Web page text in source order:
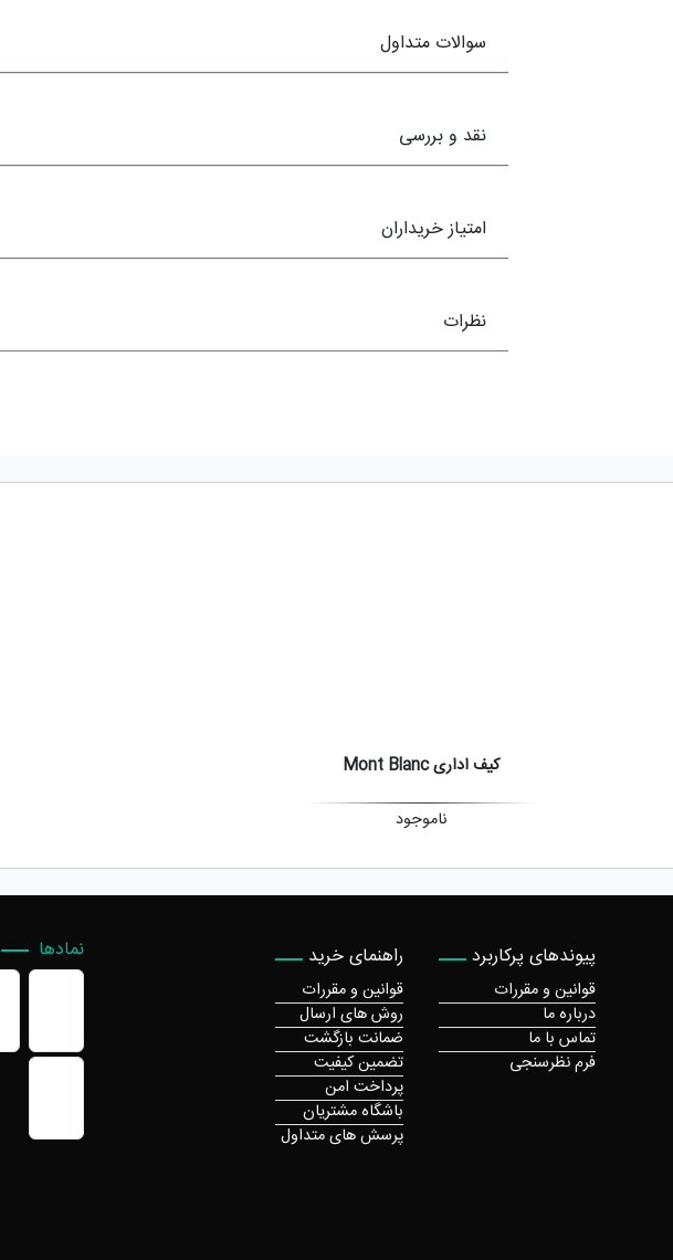
سوالات متداول
نقد و بررسی
امتیاز خریداران
نظرات
کیف اداری Mont Blanc
ناموجود
پیوندهای پرکاربرد
قوانین و مقررات
درباره ما
تماس با ما
فرم نظرسنجی
راهنمای خرید
قوانین و مقررات
روش های ارسال
ضمانت بازگشت
تضمین کیفیت
پرداخت امن
باشگاه مشتریان
پرسش های متداول
نمادها